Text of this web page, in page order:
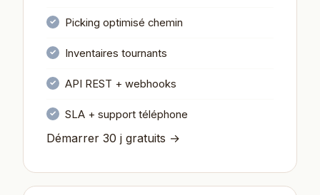
Picking optimisé chemin
Inventaires tournants
API REST + webhooks
SLA + support téléphone
Démarrer 30 j gratuits →